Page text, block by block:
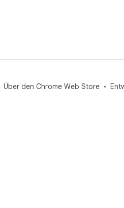
Über den Chrome Web Store